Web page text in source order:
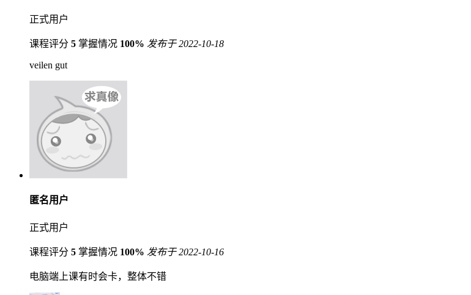
正式用户
课程评分 5 掌握情况 100% 发布于 2022-10-18
veilen gut
匿名用户
正式用户
课程评分 5 掌握情况 100% 发布于 2022-10-16
电脑端上课有时会卡，整体不错